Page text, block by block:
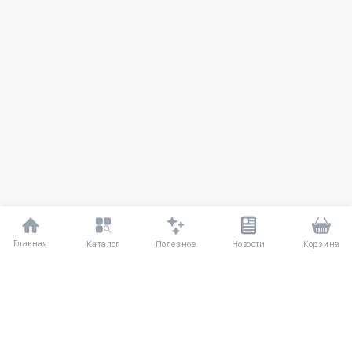
Главная Каталог Полезное Новости Корзина